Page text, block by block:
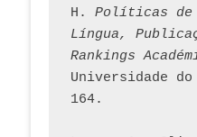
H. Políticas de
Língua,
Rankings
Universidade
164.